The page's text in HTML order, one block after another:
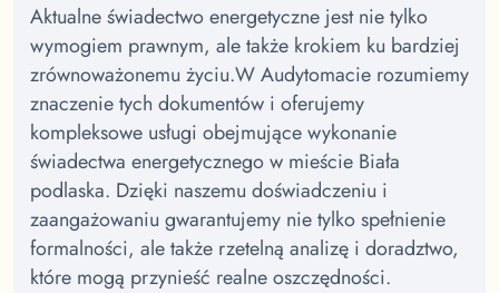
Aktualne świadectwo energetyczne jest nie tylko
wymogiem prawnym, ale także krokiem ku bardziej
zrównoważonemu życiu.W Audytomacie rozumiemy
znaczenie tych dokumentów i oferujemy
kompleksowe usługi obejmujące wykonanie
świadectwa energetycznego w mieście Biała
podlaska. Dzięki naszemu doświadczeniu i
zaangażowaniu gwarantujemy nie tylko spełnienie
formalności, ale także rzetelną analizę i doradztwo,
które mogą przynieść realne oszczędności.